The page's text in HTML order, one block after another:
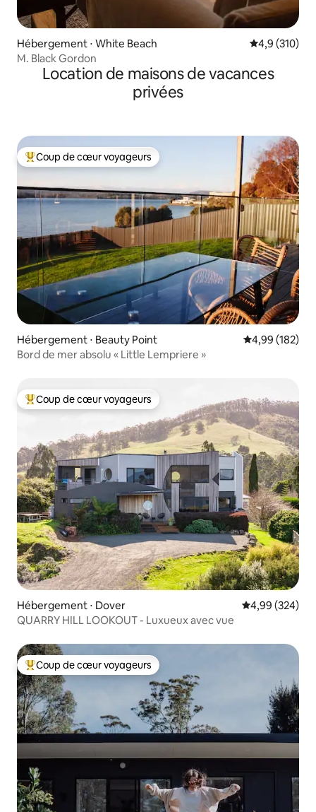
Hébergement ⋅ White Beach Évaluation
4,9 (310)
M. Black Gordon
Location de maisons de vacances
privées
Coups de cœur voyageurs les plus appréciés
Coup de cœur voyageurs
Hébergement ⋅ Beauty Point Évaluation
4,99 (182)
Bord de mer absolu « Little Lempriere »
Coups de cœur voyageurs les plus appréciés
Coup de cœur voyageurs
Hébergement ⋅ Dover Évaluation
4,99 (324)
QUARRY HILL LOOKOUT - Luxueux avec vue
Coups de cœur voyageurs les plus appréciés
Coup de cœur voyageurs